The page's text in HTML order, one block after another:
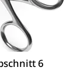
6